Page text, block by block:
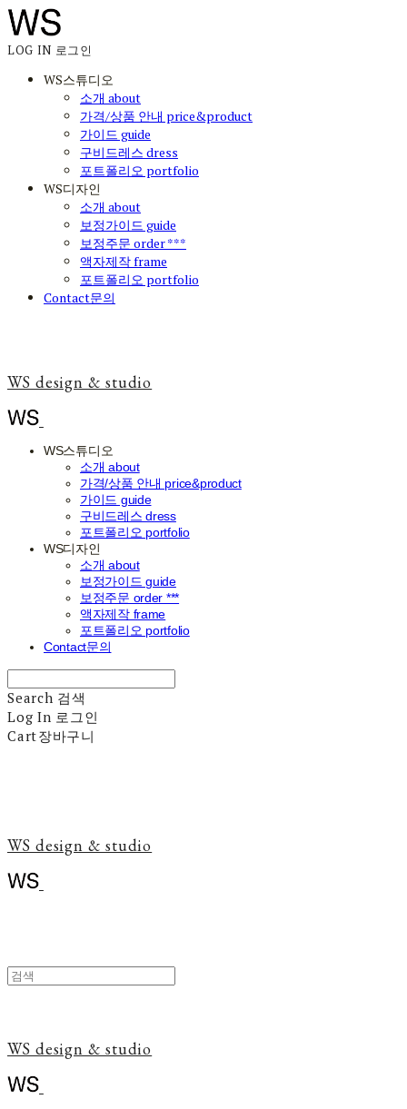
LOG IN 로그인
WS스튜디오
소개 about
가격/상품 안내 price&product
가이드 guide
구비드레스 dress
포트폴리오 portfolio
WS디자인
소개 about
보정가이드 guide
보정주문 order ***
액자제작 frame
포트폴리오 portfolio
Contact문의
WS design & studio
WS스튜디오
소개 about
가격/상품 안내 price&product
가이드 guide
구비드레스 dress
포트폴리오 portfolio
WS디자인
소개 about
보정가이드 guide
보정주문 order ***
액자제작 frame
포트폴리오 portfolio
Contact문의
Search 검색
Log In 로그인
Cart장바구니
WS design & studio
WS design & studio